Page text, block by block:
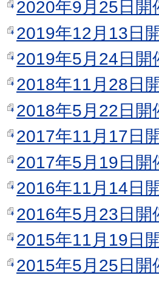
2020年9月25日開
2019年12月13日
2019年5月24日開
2018年11月28日
2018年5月22日開
2017年11月17日
2017年5月19日開
2016年11月14日
2016年5月23日開
2015年11月19日
2015年5月25日開